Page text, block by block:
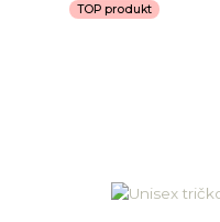
TOP produkt